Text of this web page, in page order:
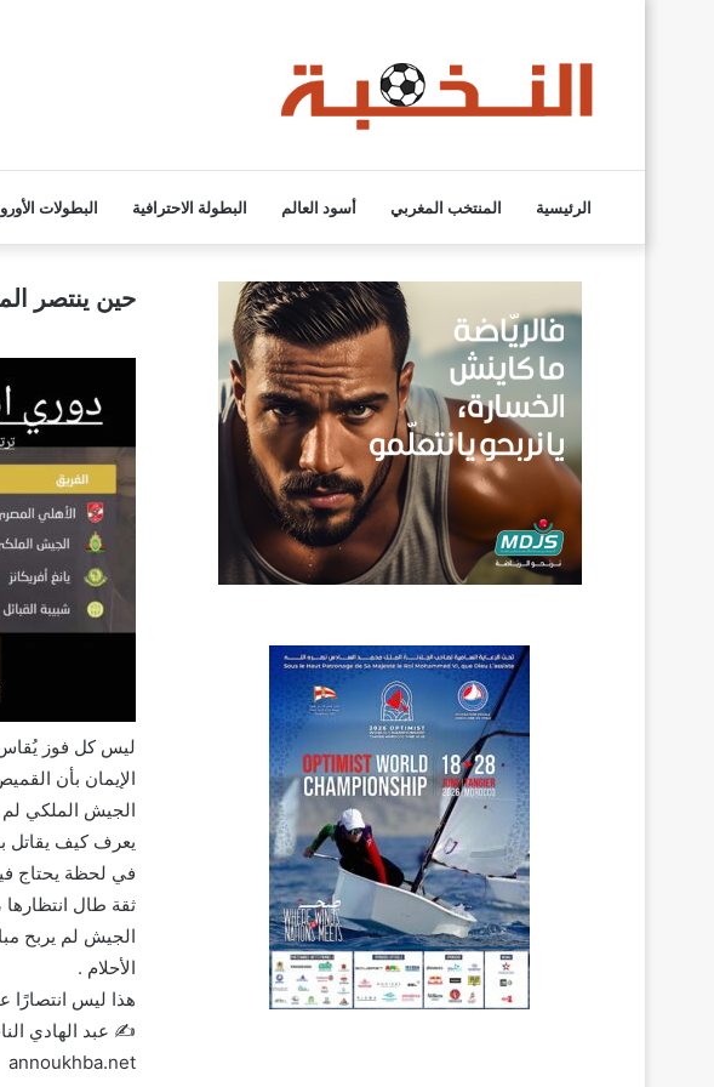
الرئيسية المنتخب المغربي أسود العالم البطولة الاحترافية البطولات
حين ينتصر
ليس كل فوز يُقاس
الإيمان بأن
الجيش الملكي لم
يعرف كيف
في لحظة يحتاج
ثقة طال
الجيش لم يربح
الأحلام .
هذا ليس انتصارًا
✍️ عبد الهادي
annoukhba.net